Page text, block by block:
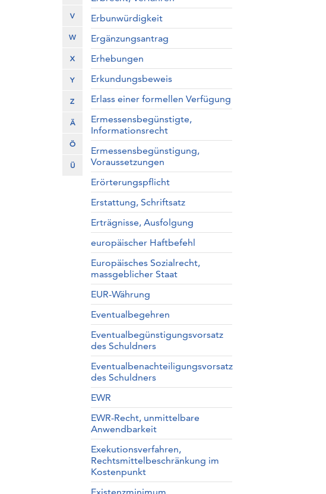
V
W
X
Y
Z
Ä
Ö
Ü
Erbunwürdigkeit
Ergänzungsantrag
Erhebungen
Erkundungsbeweis
Erlass einer formellen Verfügung
Ermessensbegünstigte,
Informationsrecht
Ermessensbegünstigung,
Voraussetzungen
Erörterungspflicht
Erstattung, Schriftsatz
Erträgnisse, Ausfolgung
europäischer Haftbefehl
Europäisches Sozialrecht,
massgeblicher Staat
EUR-Währung
Eventualbegehren
Eventualbegünstigungsvorsatz
des Schuldners
Eventualbenachteiligungsvorsatz
des Schuldners
EWR
EWR-Recht, unmittelbare
Anwendbarkeit
Exekutionsverfahren,
Rechtsmittelbeschränkung im
Kostenpunkt